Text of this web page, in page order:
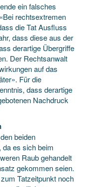
ein falsches
rechtsextremen
die Tat Ausfluss
dass diese aus der
derartige Übergriffe
Der Rechtsanwalt
auf das
Für die
dass derartige
Nachdruck
beiden
da es sich beim
Raub gehandelt
gekommen seien.
Tatzeitpunkt noch